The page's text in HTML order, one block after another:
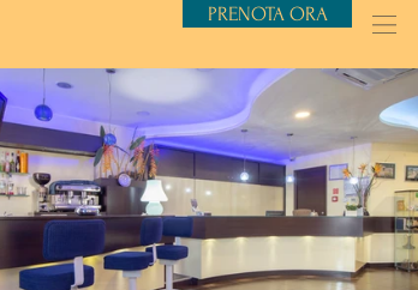
PRENOTA ORA